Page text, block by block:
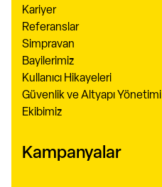
Kariyer
Referanslar
Simpravan
Bayilerimiz
Kullanıcı Hikayeleri
Güvenlik ve Altyapı Yönetimi
Ekibimiz
Kampanyalar